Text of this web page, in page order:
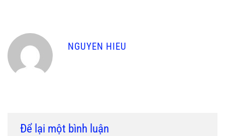
NGUYEN HIEU
Để lại một bình luận